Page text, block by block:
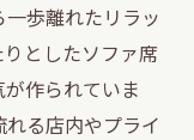
な空間の選び
ャスポットの
歩離れたリラッ
としたソファ席
作られていま
る店内やプライ